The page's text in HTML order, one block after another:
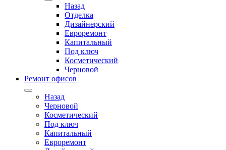
Назад
Отделка
Дизайнерский
Евроремонт
Капитальный
Под ключ
Косметический
Черновой
Ремонт офисов
Назад
Черновой
Косметический
Под ключ
Капитальный
Евроремонт